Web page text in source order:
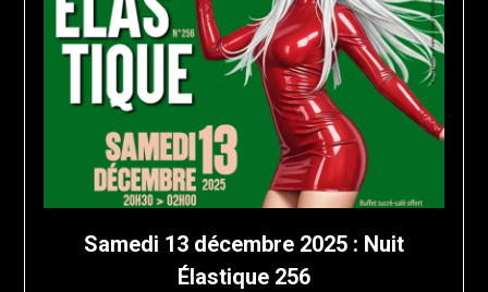
Samedi 13 décembre 2025 : Nuit
Élastique 256